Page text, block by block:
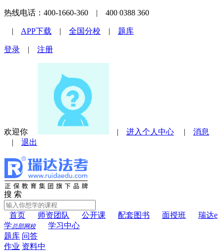
热线电话：400-1660-360 | 400 0388 360
| APP下载 | 全国分校 | 题库
登录 | 注册
欢迎你 | 进入个人中心 | 消息
| 退出
搜 索
首页 师资团队 公开课 配套图书 面授班
瑞达e
学总部网校
学习中心
题库 问答
作业 资料中